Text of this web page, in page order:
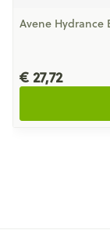
Avene Hydrance
€ 27,72